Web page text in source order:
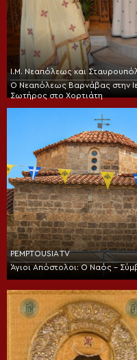
Ι.Μ. Νεαπόλεως και
Ο Νεαπόλεως Βαρνάβας στην
Σωτήρος στο Χορτιάτη
PEMPTOUSIA TV
Άγιοι Απόστολοι: Ο Ναός –